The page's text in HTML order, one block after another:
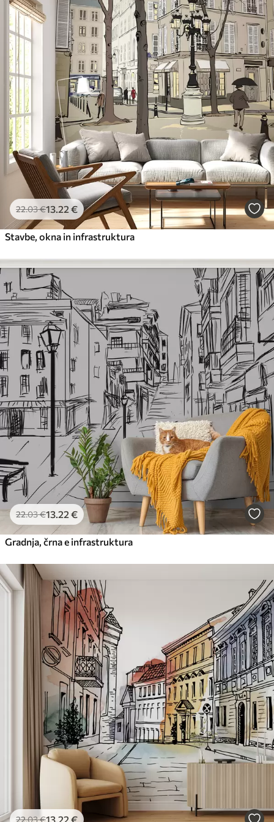
Premium
56 .00€ /m²
Premium vinil
65 39.00€/m²
Peel and Stick
81.6749.00€/m²
22.03€13 .22 €
Stavbe, okna in infrastruktura
22.03€13 .22 €
Gradnja, črna e infrastruktura
22.03€13 .22 €